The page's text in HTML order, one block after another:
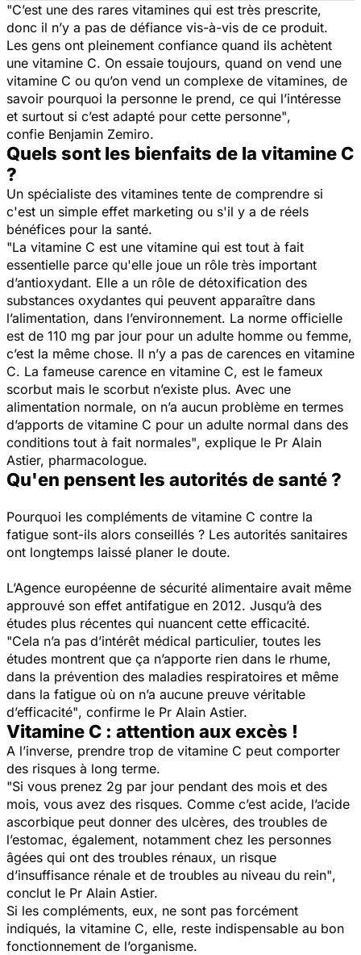
"C’est une des rares vitamines qui est très prescrite,
donc il n’y a pas de défiance vis-à-vis de ce produit.
Les gens ont pleinement confiance quand ils achètent
une vitamine C. On essaie toujours, quand on vend une
vitamine C ou qu’on vend un complexe de vitamines, de
savoir pourquoi la personne le prend, ce qui l’intéresse
et surtout si c’est adapté pour cette personne",
confie Benjamin Zemiro.
Quels sont les bienfaits de la vitamine C
?
Un spécialiste des vitamines tente de comprendre si
c'est un simple effet marketing ou s'il y a de réels
bénéfices pour la santé.
"La vitamine C est une vitamine qui est tout à fait
essentielle parce qu'elle joue un rôle très important
d’antioxydant. Elle a un rôle de détoxification des
substances oxydantes qui peuvent apparaître dans
l’alimentation, dans l’environnement. La norme officielle
est de 110 mg par jour pour un adulte homme ou femme,
c’est la même chose. ll n’y a pas de carences en vitamine
C. La fameuse carence en vitamine C, est le fameux
scorbut mais le scorbut n’existe plus. Avec une
alimentation normale, on n’a aucun problème en termes
d’apports de vitamine C pour un adulte normal dans des
conditions tout à fait normales", explique le Pr Alain
Astier, pharmacologue.
Qu'en pensent les autorités de santé ?
Pourquoi les compléments de vitamine C contre la
fatigue sont-ils alors conseillés ? Les autorités sanitaires
ont longtemps laissé planer le doute.
L’Agence européenne de sécurité alimentaire avait même
approuvé son effet antifatigue en 2012. Jusqu’à des
études plus récentes qui nuancent cette efficacité.
"Cela n’a pas d’intérêt médical particulier, toutes les
études montrent que ça n’apporte rien dans le rhume,
dans la prévention des maladies respiratoires et même
dans la fatigue où on n’a aucune preuve véritable
d’efficacité", confirme le Pr Alain Astier.
Vitamine C : attention aux excès !
A l’inverse, prendre trop de vitamine C peut comporter
des risques à long terme.
"Si vous prenez 2g par jour pendant des mois et des
mois, vous avez des risques. Comme c’est acide, l’acide
ascorbique peut donner des ulcères, des troubles de
l’estomac, également, notamment chez les personnes
âgées qui ont des troubles rénaux, un risque
d’insuffisance rénale et de troubles au niveau du rein",
conclut le Pr Alain Astier.
Si les compléments, eux, ne sont pas forcément
indiqués, la vitamine C, elle, reste indispensable au bon
fonctionnement de l’organisme.